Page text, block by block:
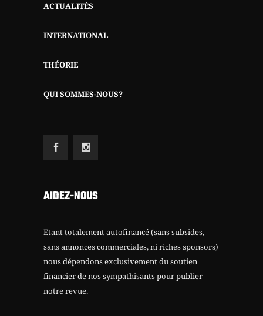
ACTUALITÉS
INTERNATIONAL
THÉORIE
QUI SOMMES-NOUS?
AIDEZ-NOUS
Etant totalement autofinancé (sans subsides,
sans annonces commerciales, ni riches sponsors)
nous dépendons exclusivement du soutien
financier de nos sympathisants pour publier
notre revue.